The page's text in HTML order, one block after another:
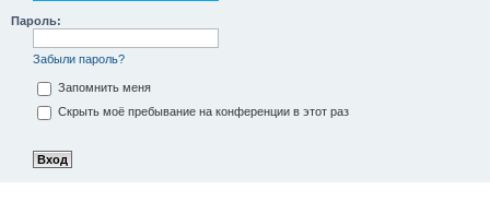
Пароль:
Забыли пароль?
Запомнить меня
Скрыть моё пребывание на конференции в этот раз